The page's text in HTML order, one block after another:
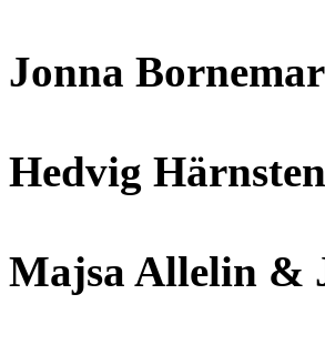
Jonna
Hedvig Härnsten
Majsa Allelin &